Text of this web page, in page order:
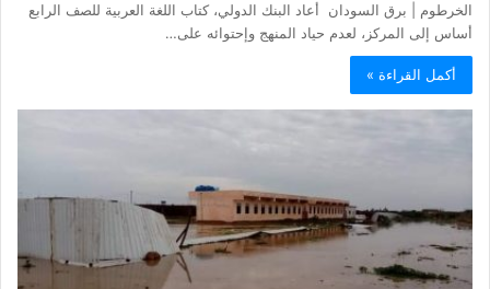
الخرطوم | برق السودان أعاد البنك الدولي، كتاب اللغة العربية للصف الرابع
أساس إلى المركز، لعدم حياد المنهج وإحتوائه على…
أكمل القراءة »